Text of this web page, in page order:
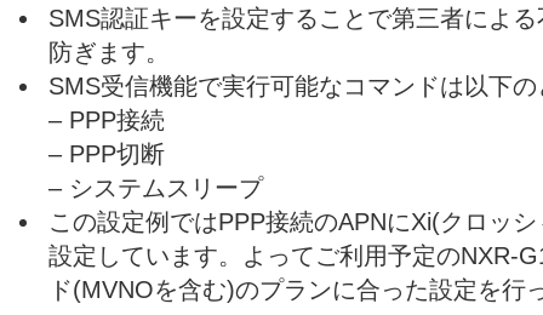
SMS認証キーを設定することで第三者によ
防ぎます。
SMS受信機能で実行可能なコマンドは以下
– PPP接続
– PPP切断
– システムスリープ
この設定例ではPPP接続のAPNにXi(クロッ
設定しています。よってご利用予定のNXR-
ド(MVNOを含む)のプランに合った設定を行